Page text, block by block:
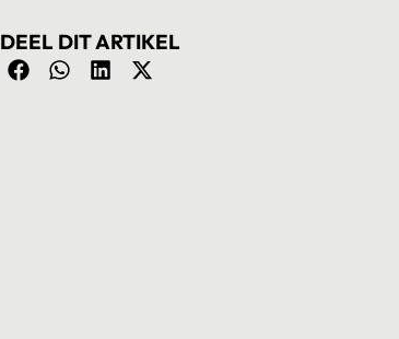
DEEL DIT ARTIKEL